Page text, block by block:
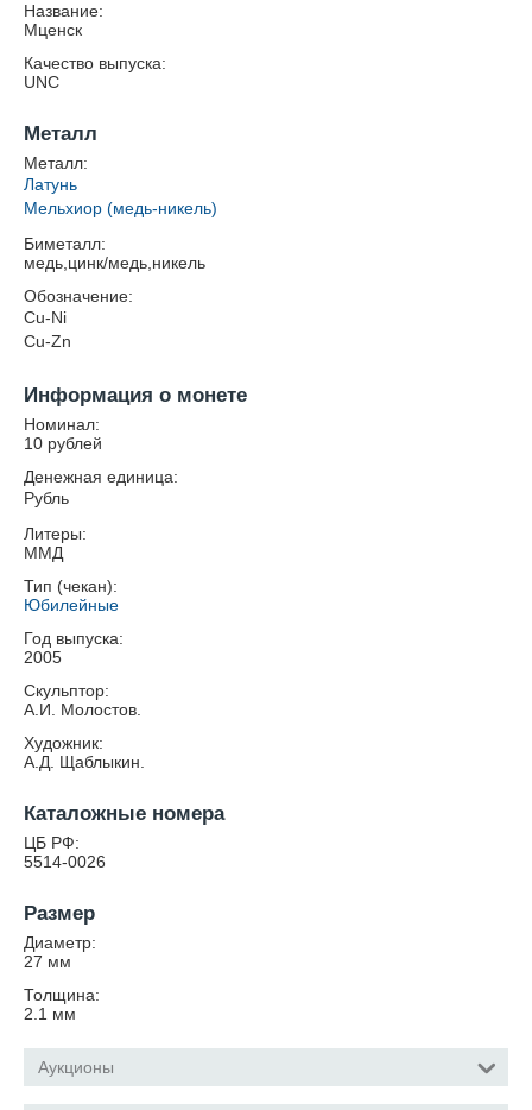
Название:
Мценск
Качество выпуска:
UNC
Металл
Металл:
Латунь
Мельхиор (медь-никель)
Биметалл:
медь,цинк/медь,никель
Обозначение:
Cu-Ni
Cu-Zn
Информация о монете
Номинал:
10 рублей
Денежная единица:
Рубль
Литеры:
ММД
Тип (чекан):
Юбилейные
Год выпуска:
2005
Скульптор:
А.И. Молостов.
Художник:
А.Д. Щаблыкин.
Каталожные номера
ЦБ РФ:
5514-0026
Размер
Диаметр:
27 мм
Толщина:
2.1 мм
Аукционы